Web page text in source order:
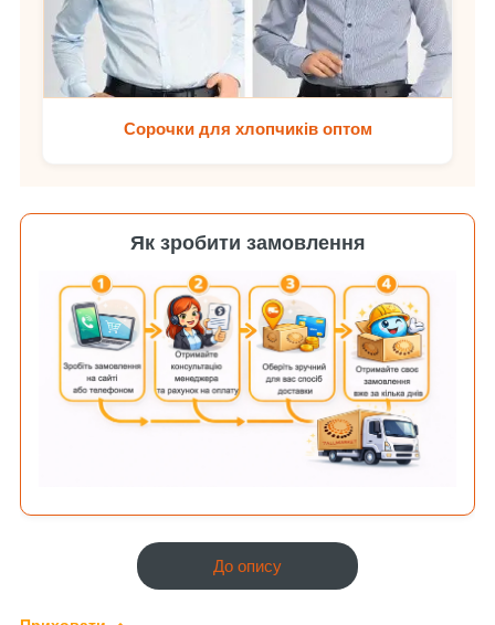
Сорочки для хлопчиків оптом
Як зробити замовлення
До опису